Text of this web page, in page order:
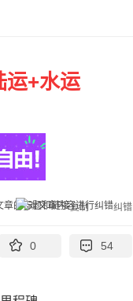
运+水运
复制 纠错
0 54